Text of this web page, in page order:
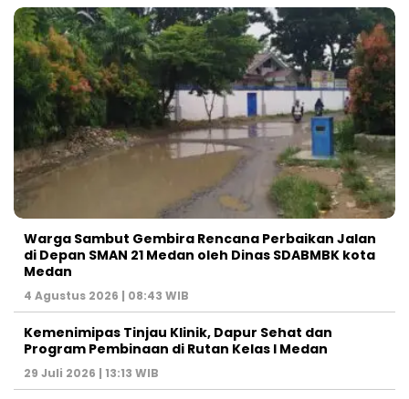
Warga Sambut Gembira Rencana Perbaikan Jalan
di Depan SMAN 21 Medan oleh Dinas SDABMBK kota
Medan
4 Agustus 2026 | 08:43 WIB
Kemenimipas Tinjau Klinik, Dapur Sehat dan
Program Pembinaan di Rutan Kelas I Medan
29 Juli 2026 | 13:13 WIB